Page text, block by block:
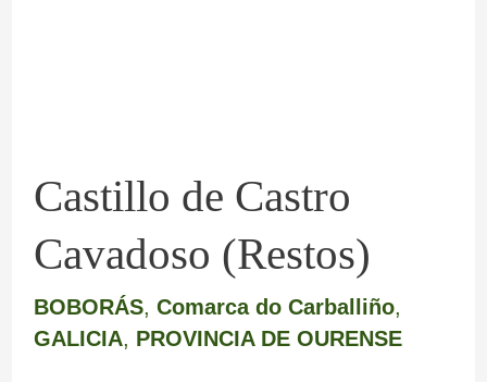
Castillo de Castro
Cavadoso (Restos)
BOBORÁS, Comarca do Carballiño,
GALICIA, PROVINCIA DE OURENSE